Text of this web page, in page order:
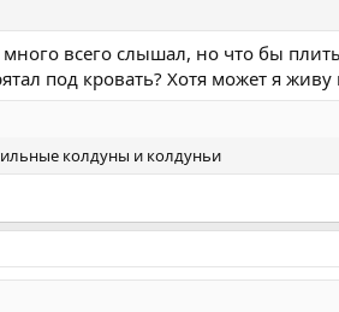
всего слышал, но что бы
под кровать? Хотя может я
колдуны и колдуньи